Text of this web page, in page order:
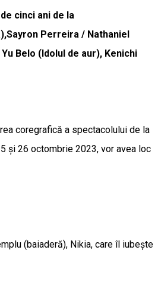
cinci ani de la
Perreira / Nathaniel
Belo (Idolul de aur), Kenichi
coregrafică a spectacolului de la
și 26 octombrie 2023, vor avea loc
(baiaderă), Nikia, care îl iubește